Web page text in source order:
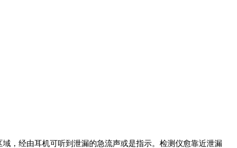
，经由耳机可听到泄漏的急流声或是指示。检测仪愈靠近泄漏